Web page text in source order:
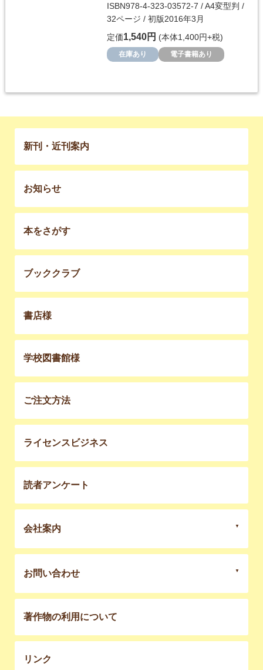
ISBN978-4-323-03572-7 / A4変型判 /
32ページ / 初版2016年3月
定価1,540円 (本体1,400円+税)
在庫あり 電子書籍あり
新刊・近刊案内
お知らせ
本をさがす
ブッククラブ
書店様
学校図書館様
ご注文方法
ライセンスビジネス
読者アンケート
会社案内
お問い合わせ
著作物の利用について
リンク